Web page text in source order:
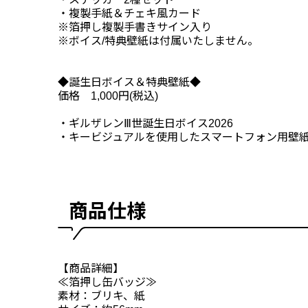
・複製手紙＆チェキ風カード
※箔押し複製手書きサイン入り
※ボイス/特典壁紙は付属いたしません。
◆誕生日ボイス＆特典壁紙◆
価格 1,000円(税込)
・ギルザレンⅢ世誕生日ボイス2026
・キービジュアルを使用したスマートフォン用壁
商品仕様
【商品詳細】
≪箔押し缶バッジ≫
素材：ブリキ、紙